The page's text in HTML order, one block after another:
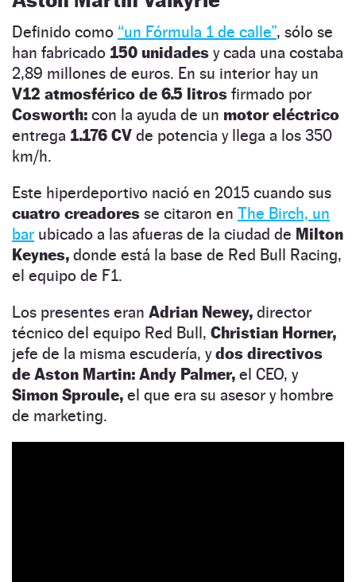
Definido como “un Fórmula 1 de calle”, sólo se
han fabricado 150 unidades y cada una costaba
2,89 millones de euros. En su interior hay un
V12 atmosférico de 6.5 litros firmado por
Cosworth: con la ayuda de un motor eléctrico
entrega 1.176 CV de potencia y llega a los 350
km/h.
Este hiperdeportivo nació en 2015 cuando sus
cuatro creadores se citaron en The Birch, un
bar ubicado a las afueras de la ciudad de Milton
Keynes, donde está la base de Red Bull Racing,
el equipo de F1.
Los presentes eran Adrian Newey, director
técnico del equipo Red Bull, Christian Horner,
jefe de la misma escudería, ydos directivos
de Aston Martin: Andy Palmer, el CEO, y
Simon Sproule, el que era su asesor y hombre
de marketing.